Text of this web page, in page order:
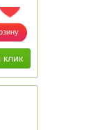
ДОБАВИТЬ В ИЗБРАННОЕ